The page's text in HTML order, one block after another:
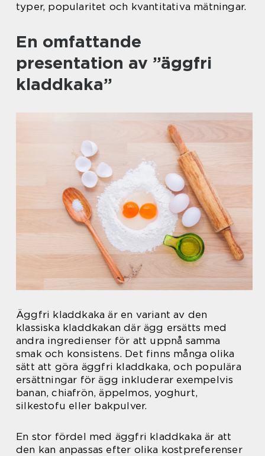
typer, popularitet och kvantitativa mätningar.
En omfattande
presentation av ”äggfri
kladdkaka”
Äggfri kladdkaka är en variant av den
klassiska kladdkakan där ägg ersätts med
andra ingredienser för att uppnå samma
smak och konsistens. Det finns många olika
sätt att göra äggfri kladdkaka, och populära
ersättningar för ägg inkluderar exempelvis
banan, chiafrön, äppelmos, yoghurt,
silkestofu eller bakpulver.
En stor fördel med äggfri kladdkaka är att
den kan anpassas efter olika kostpreferenser